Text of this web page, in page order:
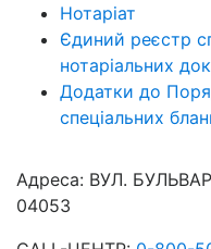
Нотаріат
Єдиний реєстр
нотаріальних
Додатки до
спеціальних
Адреса: ВУЛ.
04053